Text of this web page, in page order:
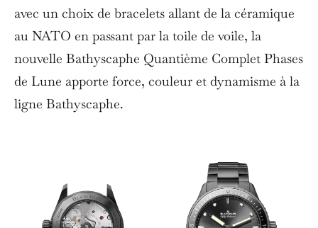
avec un choix de bracelets allant de la céramique
au NATO en passant par la toile de voile, la
nouvelle Bathyscaphe Quantième Complet Phases
de Lune apporte force, couleur et dynamisme à la
ligne Bathyscaphe.